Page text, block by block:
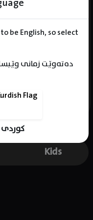
be English, so select
دەتەوێت زمانی
کوردی
Kids